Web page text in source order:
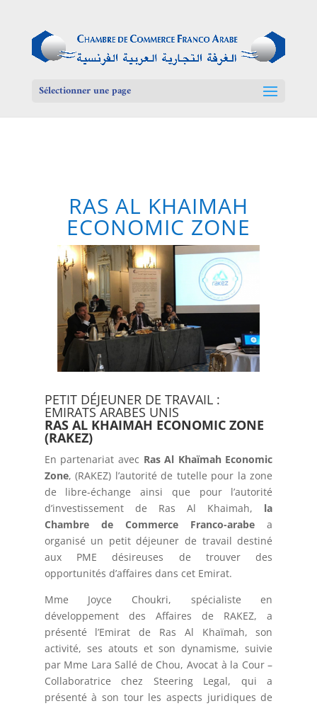
Sélectionner une page
RAS AL KHAIMAH
ECONOMIC ZONE
PETIT DÉJEUNER DE TRAVAIL :
EMIRATS ARABES UNIS
RAS AL KHAIMAH ECONOMIC ZONE
(RAKEZ)
En partenariat avec Ras Al Khaïmah Economic
Zone, (RAKEZ) l’autorité de tutelle pour la zone
de libre-échange ainsi que pour l’autorité
d’investissement de Ras Al Khaimah, la
Chambre de Commerce Franco-arabe a
organisé un petit déjeuner de travail destiné
aux PME désireuses de trouver des
opportunités d’affaires dans cet Emirat.
Mme Joyce Choukri, spécialiste en
développement des Affaires de RAKEZ, a
présenté l’Emirat de Ras Al Khaïmah, son
activité, ses atouts et son dynamisme, suivie
par Mme Lara Sallé de Chou, Avocat à la Cour –
Collaboratrice chez Steering Legal, qui a
présenté à son tour les aspects juridiques de